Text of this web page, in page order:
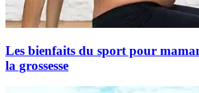
Les bienfaits du sport pour
la grossesse